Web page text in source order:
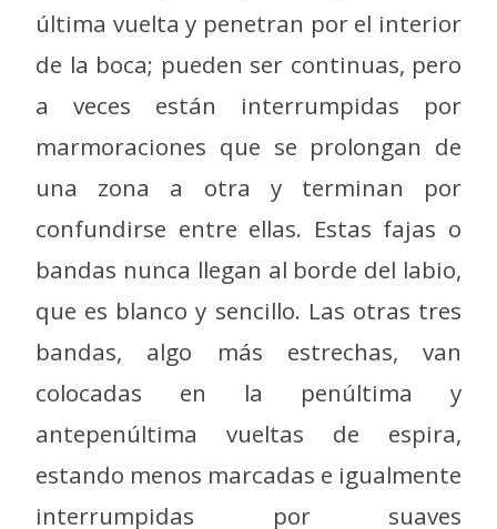
última vuelta y penetran por el interior
de la boca; pueden ser continuas, pero
a veces están interrumpidas por
marmoraciones que se prolongan de
una zona a otra y terminan por
confundirse entre ellas. Estas fajas o
bandas nunca llegan al borde del labio,
que es blanco y sencillo. Las otras tres
bandas, algo más estrechas, van
colocadas en la penúltima y
antepenúltima vueltas de espira,
estando menos marcadas e igualmente
interrumpidas por suaves